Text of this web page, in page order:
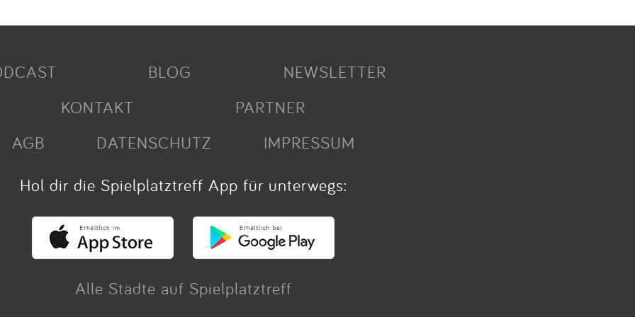
BLOG
NEWSLETTER
KONTAKT
PARTNER
AGB
DATENSCHUTZ
IMPRESSUM
Hol dir die Spielplatztreff App für unterwegs:
Alle Städte auf Spielplatztreff